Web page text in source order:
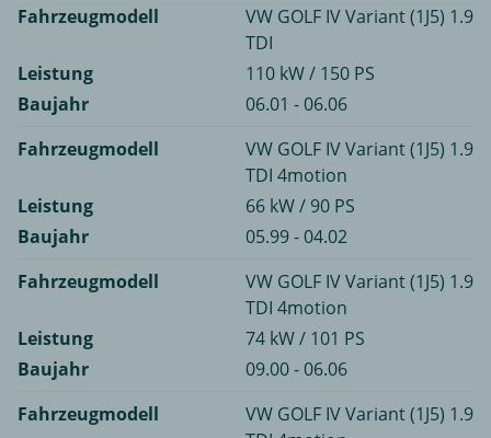
Fahrzeugmodell
VW GOLF IV Variant (1J5) 1.9
TDI
Leistung
110 kW / 150 PS
Baujahr
06.01 - 06.06
Fahrzeugmodell
VW GOLF IV Variant (1J5) 1.9
TDI 4motion
Leistung
66 kW / 90 PS
Baujahr
05.99 - 04.02
Fahrzeugmodell
VW GOLF IV Variant (1J5) 1.9
TDI 4motion
Leistung
74 kW / 101 PS
Baujahr
09.00 - 06.06
Fahrzeugmodell
VW GOLF IV Variant (1J5) 1.9